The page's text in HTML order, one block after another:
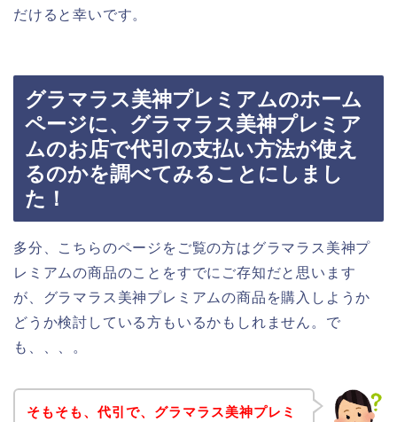
だけると幸いです。
グラマラス美神プレミアムのホーム
ページに、グラマラス美神プレミア
ムのお店で代引の支払い方法が使え
るのかを調べてみることにしまし
た！
多分、こちらのページをご覧の方はグラマラス美神プ
レミアムの商品のことをすでにご存知だと思います
が、グラマラス美神プレミアムの商品を購入しようか
どうか検討している方もいるかもしれません。で
も、、、。
そもそも、代引で、グラマラス美神プレミ